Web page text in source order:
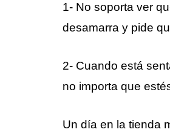
1- No soporta ver
desamarra y pide
2- Cuando está
no importa que
Un día en la tienda